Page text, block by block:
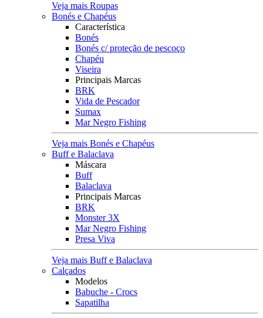
Veja mais Roupas
Bonés e Chapéus
Característica
Bonés
Bonés c/ proteção de pescoço
Chapéu
Viseira
Principais Marcas
BRK
Vida de Pescador
Sumax
Mar Negro Fishing
Veja mais Bonés e Chapéus
Buff e Balaclava
Máscara
Buff
Balaclava
Principais Marcas
BRK
Monster 3X
Mar Negro Fishing
Presa Viva
Veja mais Buff e Balaclava
Calçados
Modelos
Babuche - Crocs
Sapatilha